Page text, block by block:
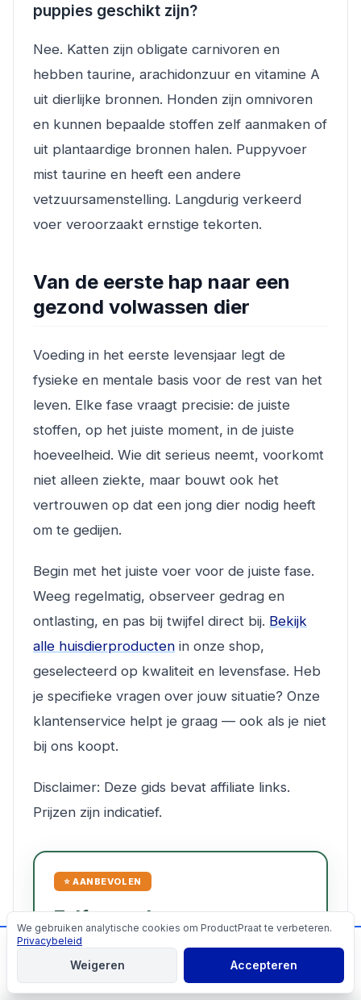
puppies geschikt zijn?
Nee. Katten zijn obligate carnivoren en
hebben taurine, arachidonzuur en vitamine A
uit dierlijke bronnen. Honden zijn omnivoren
en kunnen bepaalde stoffen zelf aanmaken of
uit plantaardige bronnen halen. Puppyvoer
mist taurine en heeft een andere
vetzuursamenstelling. Langdurig verkeerd
voer veroorzaakt ernstige tekorten.
Van de eerste hap naar een
gezond volwassen dier
Voeding in het eerste levensjaar legt de
fysieke en mentale basis voor de rest van het
leven. Elke fase vraagt precisie: de juiste
stoffen, op het juiste moment, in de juiste
hoeveelheid. Wie dit serieus neemt, voorkomt
niet alleen ziekte, maar bouwt ook het
vertrouwen op dat een jong dier nodig heeft
om te gedijen.
Begin met het juiste voer voor de juiste fase.
Weeg regelmatig, observeer gedrag en
ontlasting, en pas bij twijfel direct bij. Bekijk
alle huisdierproducten in onze shop,
geselecteerd op kwaliteit en levensfase. Heb
je specifieke vragen over jouw situatie? Onze
klantenservice helpt je graag — ook als je niet
bij ons koopt.
Disclaimer: Deze gids bevat affiliate links.
Prijzen zijn indicatief.
⭐ AANBEVOLEN
Zelfgemaakte
Hondenrecepten
Het complete handboek specifiek voor jouw
ras. Direct te downloaden na aankoop.
Cookies
We gebruiken analytische cookies om ProductPraat te verbeteren.
Privacybeleid
Weigeren Accepteren
📬Mis geen producttips!
Aanmelden